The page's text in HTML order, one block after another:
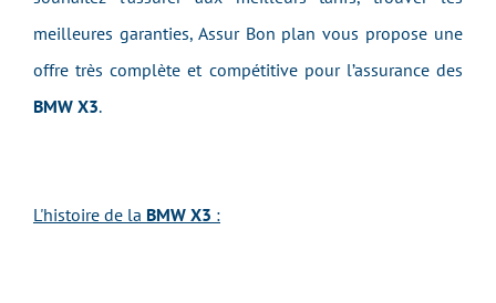
meilleures garanties, Assur Bon plan vous propose une
offre très complète et compétitive pour l’assurance des
BMW X3.
L'histoire de la BMW X3 :